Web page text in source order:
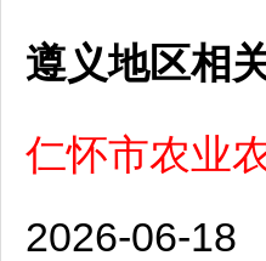
遵义地区相
仁怀市农业
2026-06-18